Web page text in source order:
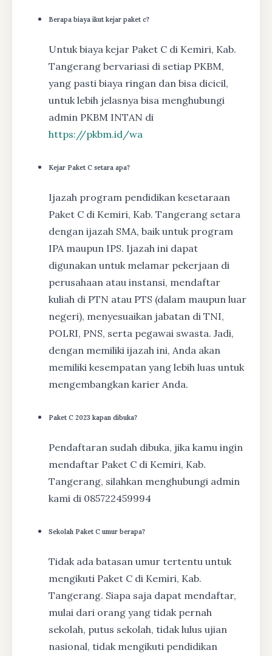
Berapa biaya ikut kejar paket c?
Untuk biaya kejar Paket C di Kemiri, Kab.
Tangerang bervariasi di setiap PKBM,
yang pasti biaya ringan dan bisa dicicil,
untuk lebih jelasnya bisa menghubungi
admin PKBM INTAN di
https://pkbm.id/wa
Kejar Paket C setara apa?
Ijazah program pendidikan kesetaraan
Paket C di Kemiri, Kab. Tangerang setara
dengan ijazah SMA, baik untuk program
IPA maupun IPS. Ijazah ini dapat
digunakan untuk melamar pekerjaan di
perusahaan atau instansi, mendaftar
kuliah di PTN atau PTS (dalam maupun luar
negeri), menyesuaikan jabatan di TNI,
POLRI, PNS, serta pegawai swasta. Jadi,
dengan memiliki ijazah ini, Anda akan
memiliki kesempatan yang lebih luas untuk
mengembangkan karier Anda.
Paket C 2023 kapan dibuka?
Pendaftaran sudah dibuka, jika kamu ingin
mendaftar Paket C di Kemiri, Kab.
Tangerang, silahkan menghubungi admin
kami di 085722459994
Sekolah Paket C umur berapa?
Tidak ada batasan umur tertentu untuk
mengikuti Paket C di Kemiri, Kab.
Tangerang. Siapa saja dapat mendaftar,
mulai dari orang yang tidak pernah
sekolah, putus sekolah, tidak lulus ujian
nasional, tidak mengikuti pendidikan